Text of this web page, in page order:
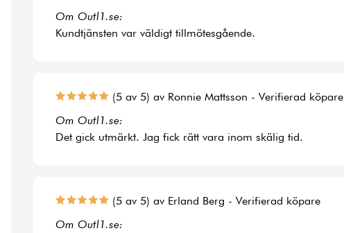
Om Outl1.se:
Kundtjänsten var väldigt tillmötesgående.
(5 av 5) av Ronnie Mattsson - Verifierad köpare
Om Outl1.se:
Det gick utmärkt. Jag fick rätt vara inom skälig tid.
(5 av 5) av Erland Berg - Verifierad köpare
Om Outl1.se: